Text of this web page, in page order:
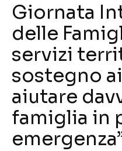
Giornata
delle
servizi
sostegno
aiutare
famiglia in